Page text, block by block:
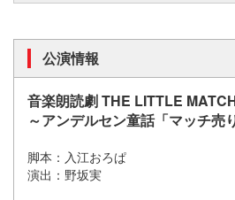
公演情報
音楽朗読劇 THE LITTLE
～アンデルセン童話「マッチ売
脚本：入江おろぱ
演出：野坂実